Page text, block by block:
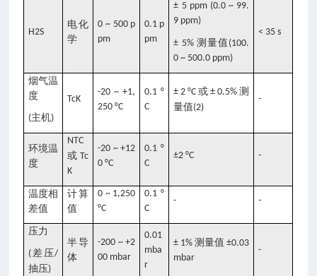
H2S
电化
学
0 ~ 500 p
pm
0.1 p
pm
± 5 ppm (0.0 ~ 99.
9 ppm)
± 5% 测量值 (100.
0 ~ 500.0 ppm)
< 35 s
烟气温
度
(主机)
TcK
-20 ~ +1,
250 °C
0.1 °
C
± 2 °C或 ± 0.5%测
量值(2)
-
环境温
度
NTC
或 Tc
K
-20 ~ +12
0 °C
0.1 °
C
±2 °C -
温度相
差值
计算
值
0 ~ 1,250
°C
0.1 °
C
- -
压力
( 差压/
抽压)
半导
体
-200 ~ +2
00 mbar
0.01
mba
r
± 1%测量值 ±0.03
mbar
-